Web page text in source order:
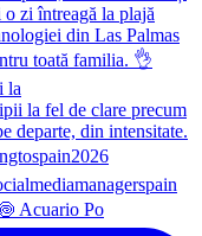
la
Acuario Po